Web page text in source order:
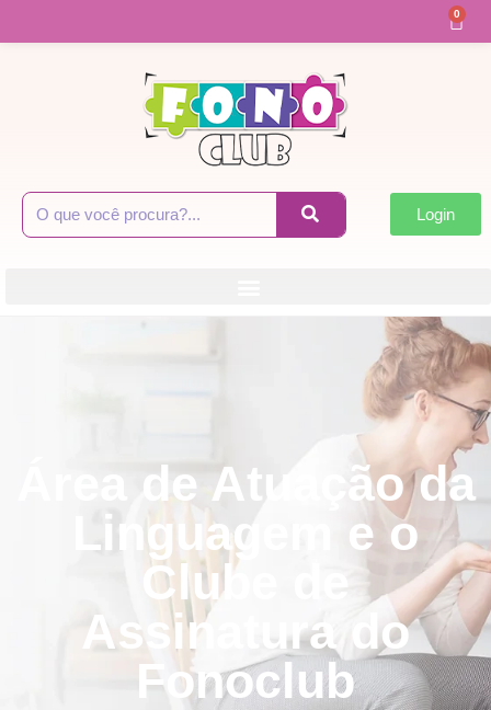
0
Login
Área de Atuação da
Linguagem e o
Clube de
Assinatura do
Fonoclub